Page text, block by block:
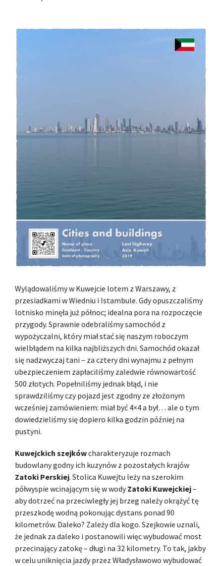
Wylądowaliśmy w Kuwejcie lotem z Warszawy, z
przesiadkami w Wiedniu i Istambule. Gdy opuszczaliśmy
lotnisko minęła już północ; idealna pora na rozpoczęcie
przygody. Sprawnie odebraliśmy samochód z
wypożyczalni, który miał stać się naszym roboczym
wielbłądem na kilka najbliższych dni. Samochód okazał
się nadzwyczaj tani – za cztery dni wynajmu z pełnym
ubezpieczeniem zapłaciliśmy zaledwie równowartość
500 złotych. Popełniliśmy jednak błąd, i nie
sprawdziliśmy czy pojazd jest zgodny ze złożonym
wcześniej zamówieniem: miał być 4×4 a był… ale o tym
dowiedzieliśmy się dopiero kilka godzin później na
pustyni.
Kuwejckich szejkówcharakteryzuje rozmach
budowlany godny ich kuzynów z pozostałych krajów
Zatoki Perskiej. Stolica Kuwejtu leży na szerokim
półwyspie wcinającym się w wodyZatoki Kuwejckiej–
aby dotrzeć na przeciwległy jej brzeg należy okrążyć tę
przeszkodę wodną pokonując dystans ponad 90
kilometrów. Daleko? Zależy dla kogo. Szejkowie uznali,
że jednak za daleko i postanowili więc wybudować most
przecinający zatokę – długi na 32 kilometry. To tak, jakby
w celu uniknięcia jazdy przez Władysławowo wybudować